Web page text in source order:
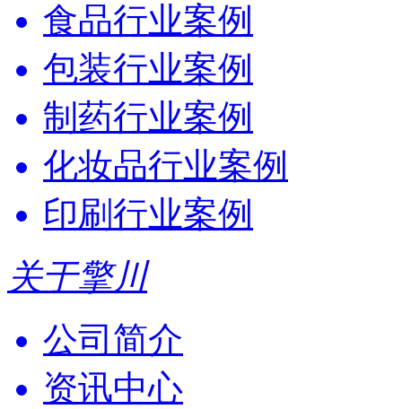
食品行业案例
包装行业案例
制药行业案例
化妆品行业案例
印刷行业案例
关于擎川
公司简介
资讯中心